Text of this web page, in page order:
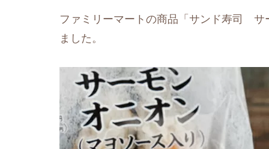
ファミリーマートの商品「サンド寿司 サ
ました。